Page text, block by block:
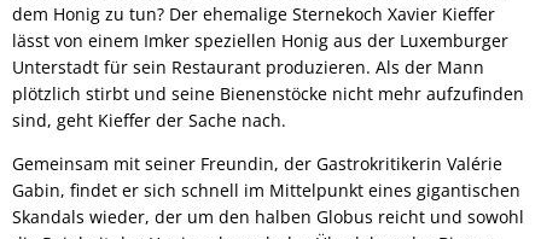
dem Honig zu tun? Der ehemalige Sternekoch Xavier Kieffer
lässt von einem Imker speziellen Honig aus der Luxemburger
Unterstadt für sein Restaurant produzieren. Als der Mann
plötzlich stirbt und seine Bienenstöcke nicht mehr aufzufinden
sind, geht Kieffer der Sache nach.
Gemeinsam mit seiner Freundin, der Gastrokritikerin Valérie
Gabin, findet er sich schnell im Mittelpunkt eines gigantischen
Skandals wieder, der um den halben Globus reicht und sowohl